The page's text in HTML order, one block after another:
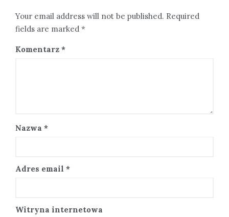
Your email address will not be published. Required
fields are marked *
Komentarz *
Nazwa *
Adres email *
Witryna internetowa